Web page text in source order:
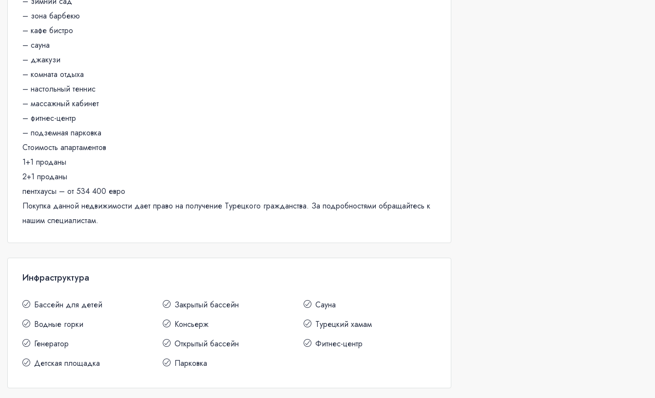
– зона барбекю
– кафе бистро
– сауна
– джакузи
– комната отдыха
– настольный теннис
– массажный кабинет
– фитнес-центр
– подземная парковка
Стоимость апартаментов
1+1 проданы
2+1 проданы
пентхаусы – от 534 400 евро
Покупка данной недвижимости дает право на получение Турецкого гражданства. За подробностями обращайтесь к
нашим специалистам.
Инфраструктура
Бассейн для детей
Водные горки
Генератор
Детская площадка
Закрытый бассейн
Консьерж
Открытый бассейн
Парковка
Сауна
Турецкий хамам
Фитнес-центр